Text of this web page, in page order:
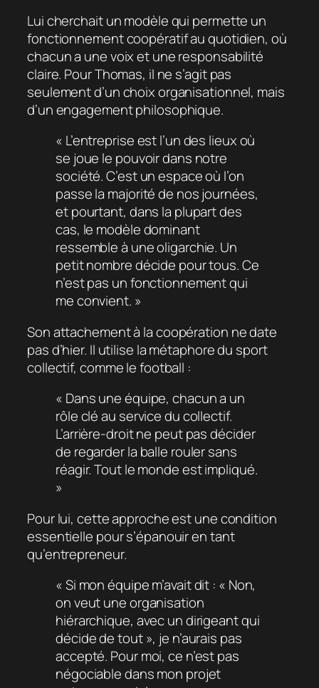
Lui cherchait un modèle qui permette un
fonctionnement coopératif au quotidien, où
chacun a une voix et une responsabilité
claire. Pour Thomas, il ne s’agit pas
seulement d’un choix organisationnel, mais
d’un engagement philosophique.
« L’entreprise est l’un des lieux où
se joue le pouvoir dans notre
société. C’est un espace où l’on
passe la majorité de nos journées,
et pourtant, dans la plupart des
cas, le modèle dominant
ressemble à une oligarchie. Un
petit nombre décide pour tous. Ce
n’est pas un fonctionnement qui
me convient. »
Son attachement à la coopération ne date
pas d’hier. Il utilise la métaphore du sport
collectif, comme le football :
« Dans une équipe, chacun a un
rôle clé au service du collectif.
L’arrière-droit ne peut pas décider
de regarder la balle rouler sans
réagir. Tout le monde est impliqué.
»
Pour lui, cette approche est une condition
essentielle pour s’épanouir en tant
qu’entrepreneur.
« Si mon équipe m’avait dit : « Non,
on veut une organisation
hiérarchique, avec un dirigeant qui
décide de tout », je n’aurais pas
accepté. Pour moi, ce n’est pas
négociable dans mon projet